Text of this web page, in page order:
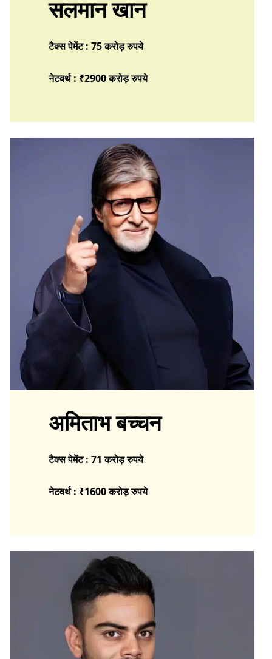
सलमान खान
टैक्स पेमेंट : 75 करोड़ रुपये
नेटवर्थ : ₹2900 करोड़रुपये
अमिताभ बच्चन
टैक्स पेमेंट : 71 करोड़ रुपये
नेटवर्थ : ₹1600 करोड़रुपये